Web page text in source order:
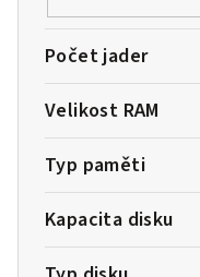
Počet jader
Velikost RAM
Typ paměti
Kapacita disku